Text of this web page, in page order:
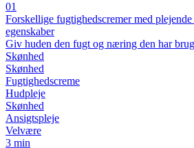
01
Forskellige fugtighedscremer med
egenskaber
Giv huden den fugt og næring den har
Skønhed
Skønhed
Fugtighedscreme
Hudpleje
Skønhed
Ansigtspleje
Velvære
3 min